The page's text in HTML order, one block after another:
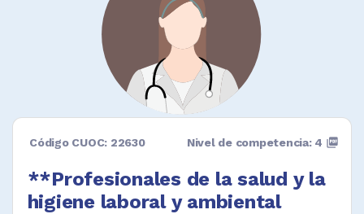
Código CUOC: 22630
**Profesionales de la salud y la
higiene laboral y ambiental
Nivel de competencia: 4 picture_as_pdf